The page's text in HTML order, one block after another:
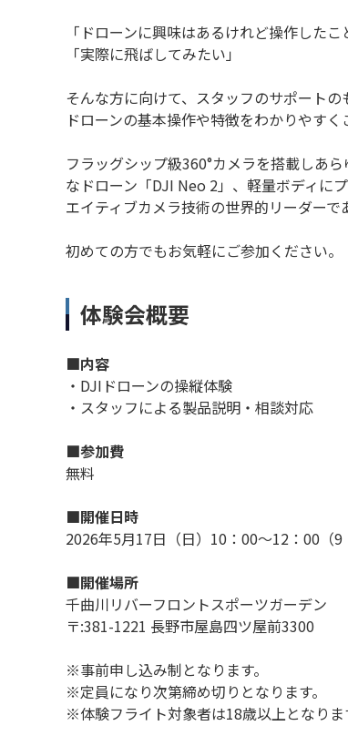
「ドローンに興味はあるけれど操作したこ
「実際に飛ばしてみたい」
そんな方に向けて、スタッフのサポート
ドローンの基本操作や特徴をわかりやす
フラッグシップ級360°カメラを搭載しあ
なドローン「DJI Neo 2」、軽量ボディに
エイティブカメラ技術の世界的リーダー
初めての方でもお気軽にご参加ください。
体験会概要
■内容
・DJIドローンの操縦体験
・スタッフによる製品説明・相談対応
■参加費
無料
■開催日時
2026年5月17日（日）10：00～12：00（9
■開催場所
千曲川リバーフロントスポーツガーデン
〒:381-1221 長野市屋島四ツ屋前3300
※事前申し込み制となります。
※定員になり次第締め切りとなります。
※体験フライト対象者は18歳以上となりま